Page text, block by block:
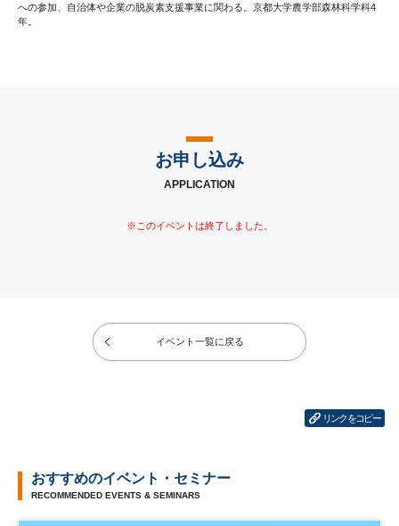
への参加、自治体や企業の脱炭素支援事業に関わる。京都大学農学部森林科学科4
年。
お申し込み
APPLICATION
イベント一覧に戻る
リンクをコピー
おすすめのイベント・セミナー
RECOMMENDED EVENTS & SEMINARS